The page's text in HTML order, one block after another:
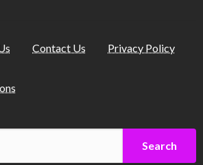
Contact Us Privacy Policy